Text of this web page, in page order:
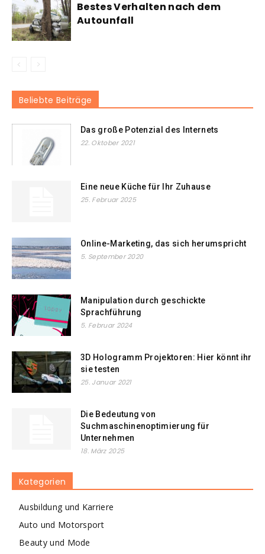
Bestes Verhalten nach dem
Autounfall
Beliebte Beiträge
Das große Potenzial des Internets
22. Oktober 2021
Eine neue Küche für Ihr Zuhause
25. Februar 2025
Online-Marketing, das sich herumspricht
5. September 2020
Manipulation durch geschickte
Sprachführung
5. Februar 2024
3D Hologramm Projektoren: Hier könnt ihr
sie testen
25. Januar 2021
Die Bedeutung von
Suchmaschinenoptimierung für
Unternehmen
18. März 2025
Kategorien
Ausbildung und Karriere
Auto und Motorsport
Beauty und Mode